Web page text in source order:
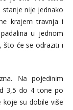
stanje nije jednako
krajem travnja i
u jednom
što će se odraziti i
Na pojedinim
3,5 do 4 tone po
su dobile više